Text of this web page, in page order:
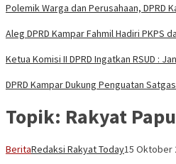
Polemik Warga dan Perusahaan, DPRD
Aleg DPRD Kampar Fahmil Hadiri PKPS
Ketua Komisi II DPRD Ingatkan RSUD :
DPRD Kampar Dukung Penguatan
Topik: Rakyat
BeritaRedaksi Rakyat Today15 Oktober